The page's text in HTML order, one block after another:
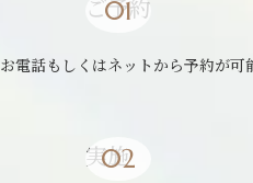
ご予約
お電話もしくはネットから予約が可
実施